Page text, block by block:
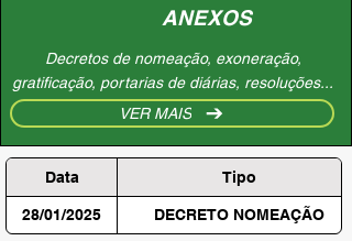
ANEXOS
Decretos de nomeação, exoneração,
gratificação, portarias de diárias, resoluções...
VER MAIS
Data Tipo
28/01/2025 DECRETO NOMEAÇÃO